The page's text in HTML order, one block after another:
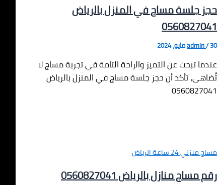
حجز جلسة مساج في المنزل بالرياض
0560827041
admin/30 مايو، 2024
عندما تبحث عن التميز والراحة التامة في تجربة مساج لا
تُضاهى، تأكد أن حجز جلسة مساج في المنزل بالرياض
0560827041
مساج منزلي 24 ساعة الرياض
رقم مساج منازل بالرياض 0560827041